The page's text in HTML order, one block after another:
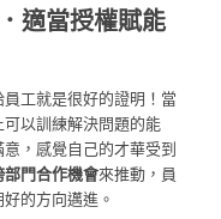
適當授權賦能
工就是很好的證明！當
以訓練解決問題的能
，感覺自己的才華受到
部門合作機會來推動，員
的方向邁進。